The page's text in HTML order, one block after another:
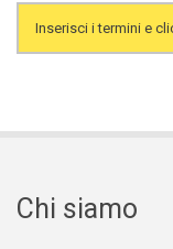
Search
Chi siamo